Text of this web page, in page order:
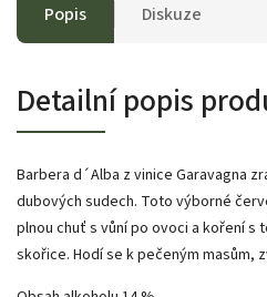
Popis Diskuze
Detailní popis
Barbera d´Alba z vinice Garavagna
dubových sudech. Toto výborné
plnou chuť s vůní po ovoci a koření s
skořice. Hodí se k pečeným masům,